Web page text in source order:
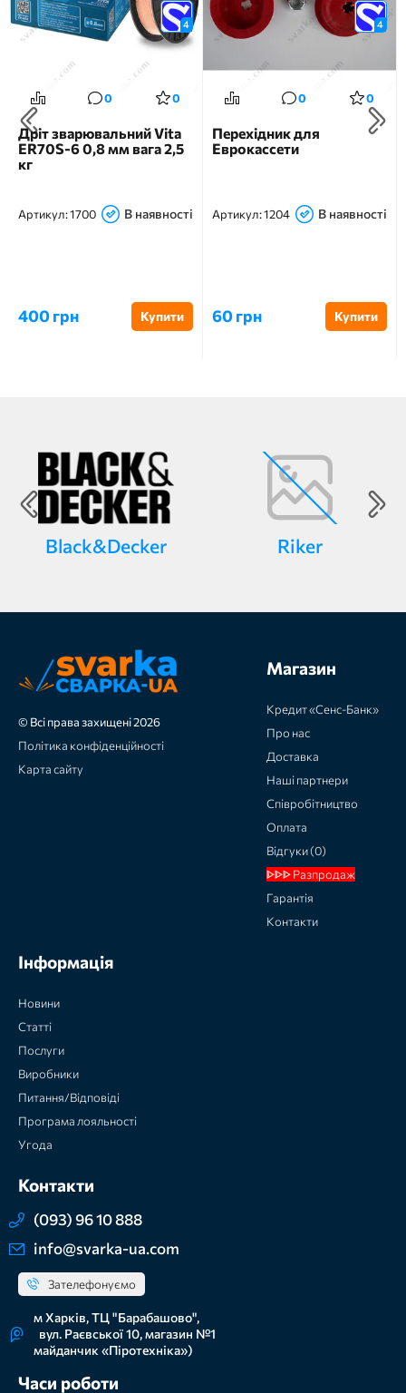
4
0 0
Дріт зварювальний Vita
ER70S-6 0,8 мм вага 2,5
кг
Артикул:1700 В наявності
400 грн Купити
4
0 0
Перехідник для
Еврокассети
Артикул:1204 В наявності
60 грн Купити
Black&Decker Riker
© Всі права захищені 2026
Політика конфіденційності
Карта сайту
Магазин
Кредит «Сенс-Банк»
Про нас
Доставка
Наші партнери
Співробітництво
Оплата
Відгуки (0)
ᐈᐈᐈ Разпродаж
Гарантія
Контакти
Інформація
Новини
Статті
Послуги
Виробники
Питання/Відповіді
Програма лояльності
Угода
Контакти
(093) 96 10 888
info@svarka-ua.com
Зателефонуємо
м Харків, ТЦ "Барабашово",
вул. Раєвської 10, магазин №1
майданчик «Піротехніка»)
Часи роботи